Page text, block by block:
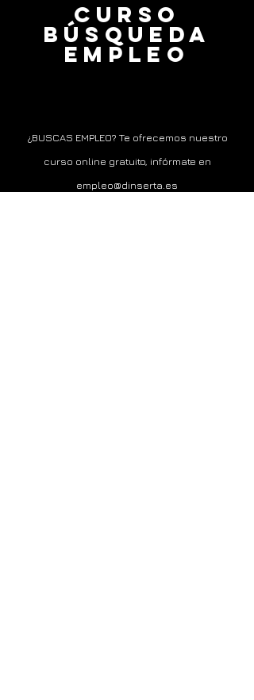
CURSO
BÚSQUEDA
EMPLEO
¿BUSCAS EMPLEO? Te ofrecemos nuestro
curso online gratuito, infórmate en
empleo@dinserta.es